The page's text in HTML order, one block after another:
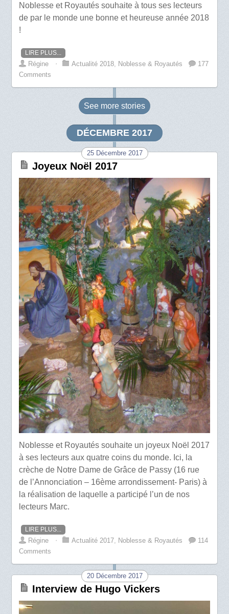
Noblesse et Royautés souhaite à tous ses lecteurs
de par le monde une bonne et heureuse année 2018
!
LIRE PLUS...
Régine ⋅ Actualité 2018, Noblesse & Royautés
177
Comments
See more stories
DÉCEMBRE 2017
25 Décembre 2017
Joyeux Noël 2017
Noblesse et Royautés souhaite un joyeux Noël 2017
à ses lecteurs aux quatre coins du monde. Ici, la
crèche de Notre Dame de Grâce de Passy (16 rue
de l’Annonciation – 16ème arrondissement- Paris) à
la réalisation de laquelle a participé l’un de nos
lecteurs Marc.
LIRE PLUS...
Régine ⋅ Actualité 2017 Noblesse & Royautés
114
Comments
20 Décembre 2017
Interview de Hugo Vickers